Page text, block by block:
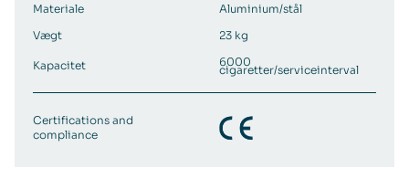
Materiale
Aluminium/stål
Vægt
23 kg
Kapacitet 6000
cigaretter/serviceinterval
Certifications and
compliance